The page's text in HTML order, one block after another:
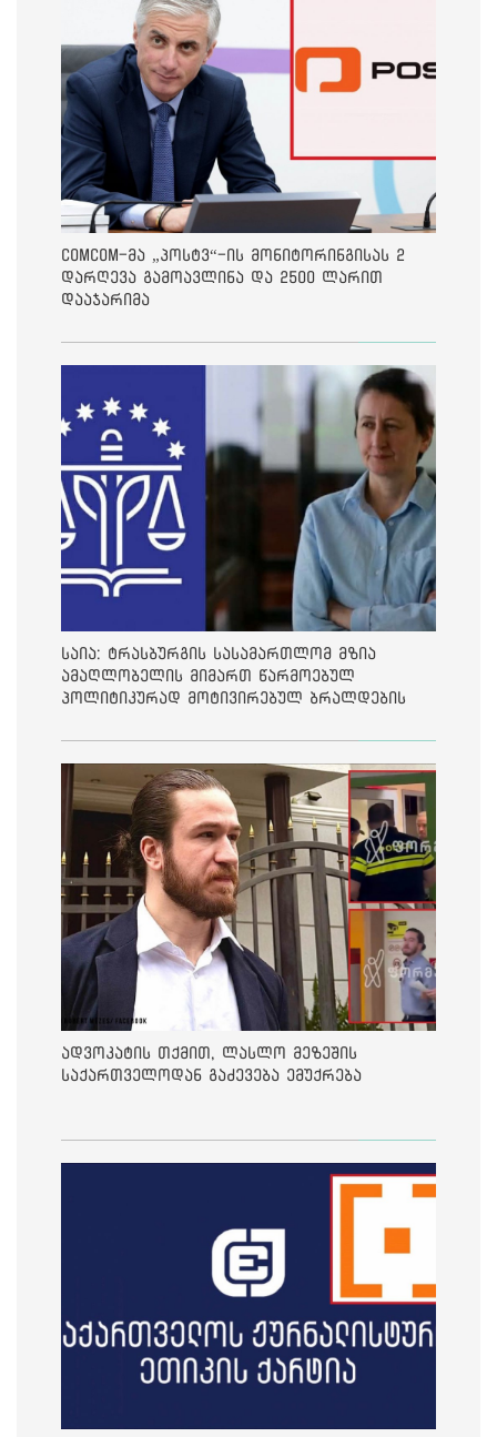
ComCom-მა „პოსტვ“-ის მონიტორინგისას 2
დარღევა გამოავლინა და 2500 ლარით
დააჯარიმა
საია: ტრასბურგის სასამართლომ მზია
ამაღლობელის მიმართ წარმოებულ
პოლიტიკურად მოტივირებულ ბრალდების
ადვოკატის თქმით, ლასლო მეზეშის
საქართველოდან გაძევება ემუქრება